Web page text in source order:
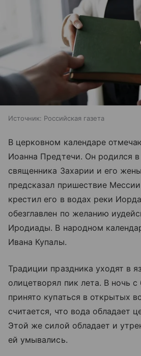
Источник: Российская газета
В церковном календаре
Иоанна Предтечи. Он родился
священника Захарии и его
предсказал пришествие
крестил его в водах реки
обезглавлен по желанию
Иродиады. В народном
Ивана Купалы.
Традиции праздника уходят в
олицетворял пик лета. В ночь
принято купаться в открытых
считается, что вода обладает
Этой же силой обладает и
ей умывались.